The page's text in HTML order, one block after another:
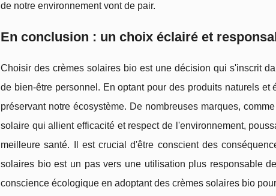
de notre environnement vont de pair.
En conclusion : un choix éclairé et
Choisir des crèmes solaires bio est une décision qui s'inscrit
de bien-être personnel. En optant pour des produits naturels
préservant notre écosystème. De nombreuses marques,
solaire qui allient efficacité et respect de l'environnement,
meilleure santé. Il est crucial d'être conscient des
solaires bio est un pas vers une utilisation plus responsable
conscience écologique en adoptant des crèmes solaires bio